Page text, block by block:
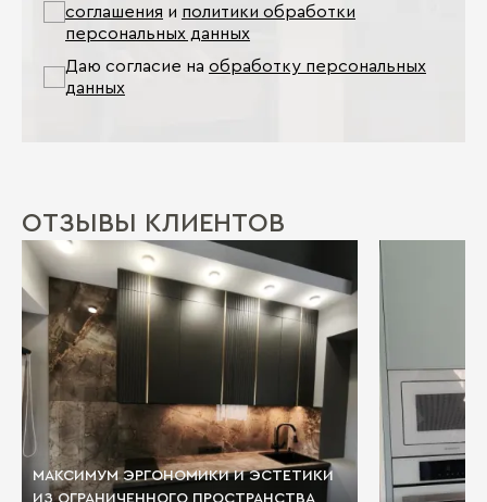
соглашения и политики обработки
персональных данных
Даю согласие на обработку персональных
данных
ОТЗЫВЫ КЛИЕНТОВ
МАКСИМУМ ЭРГОНОМИКИ И ЭСТЕТИКИ
ИЗ ОГРАНИЧЕННОГО ПРОСТРАНСТВА